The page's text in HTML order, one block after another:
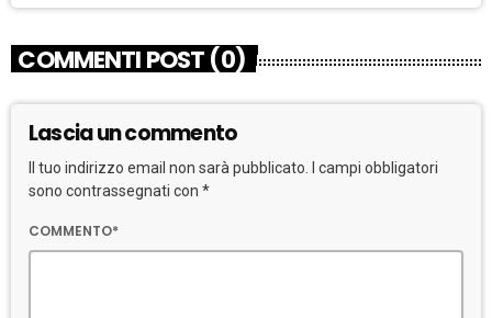
COMMENTI POST (0)
Lascia un commento
Il tuo indirizzo email non sarà pubblicato. I campi obbligatori
sono contrassegnati con *
COMMENTO*